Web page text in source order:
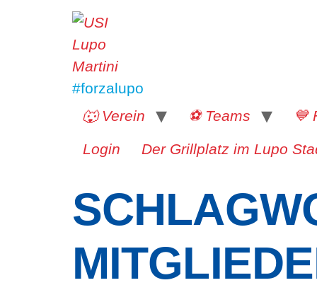
#forzalupo
🐺 Verein
⚽️ Teams 💙
Login Der Grillplatz im Lupo